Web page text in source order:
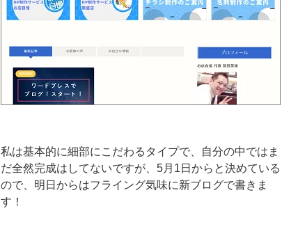
私は基本的に細部にこだわるタイプで、自分の中ではま
だ全然完成はしてないですが、5月1日からと決めている
ので、明日からはフライング気味に新ブログで書きま
す！